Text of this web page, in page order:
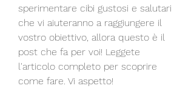
sperimentare cibi gustosi e salutari
che vi aiuteranno a raggiungere il
vostro obiettivo, allora questo è il
post che fa per voi! Leggete
l'articolo completo per scoprire
come fare. Vi aspetto!